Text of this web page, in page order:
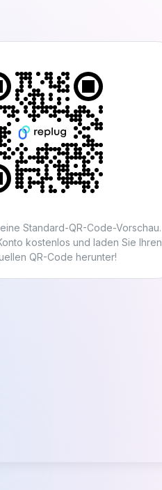
Standard-QR-Code-Vorschau.
kostenlos und laden Sie Ihren
QR-Code herunter!